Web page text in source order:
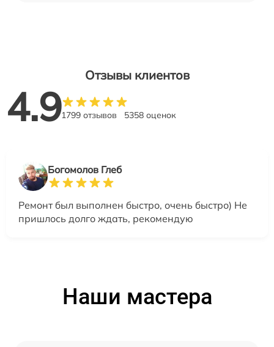
Отзывы клиентов
4.91799 отзывов 5358 оценок
Богомолов Глеб
Ремонт был выполнен быстро, очень быстро) Не
пришлось долго ждать, рекомендую
Наши мастера